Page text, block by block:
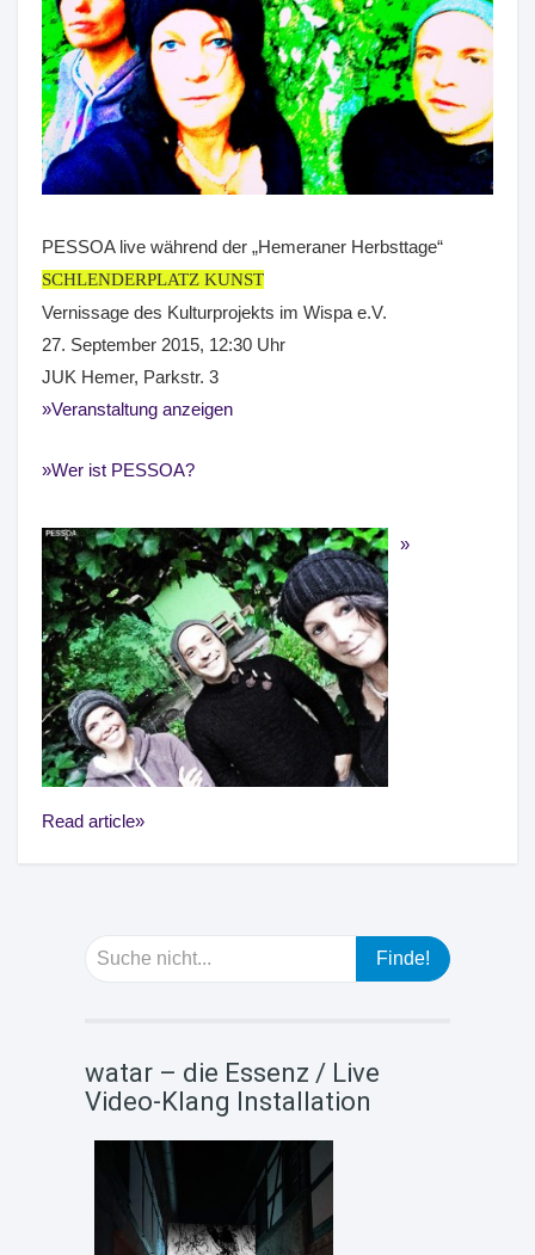
PESSOA live während der „Hemeraner Herbsttage“
SCHLENDERPLATZ KUNST
Vernissage des Kulturprojekts im Wispa e.V.
27. September 2015, 12:30 Uhr
JUK Hemer, Parkstr. 3
Veranstaltung anzeigen
Wer ist PESSOA?
Read article
watar – die Essenz / Live
Video-Klang Installation